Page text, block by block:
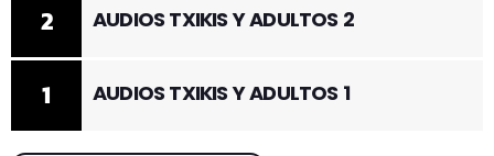
1 AUDIOS TXIKIS Y ADULTOS 1
2 AUDIOS TXIKIS Y ADULTOS 2